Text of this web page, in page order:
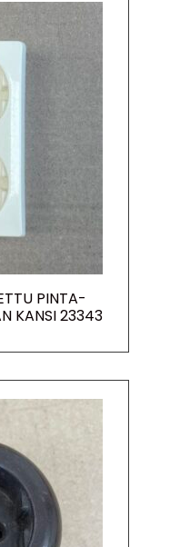
PINTA-
KANSI 23343